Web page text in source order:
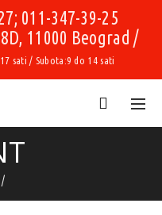
011-347-39-25
11000 Beograd /
sati / Subota:9 do 14 sati